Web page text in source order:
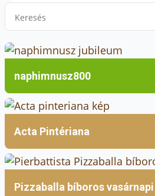
naphimnusz800
Acta Pintériana
Pizzaballa bíboros